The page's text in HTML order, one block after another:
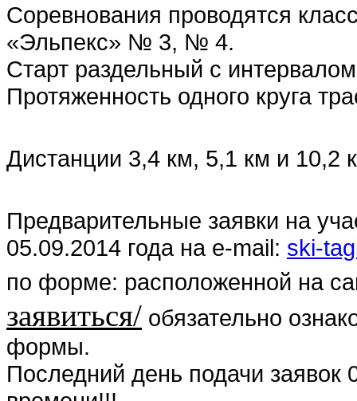
Соревнования проводятся
«Эльпекс» № 3, № 4.
Старт раздельный с
Протяженность одного круга
Дистанции 3,4 км, 5,1 км и 10,2
Предварительные заявки на
05.09.2014 года на e-mail: ski-
по форме: расположенной на
заявиться/ обязательно
формы.
Последний день подачи